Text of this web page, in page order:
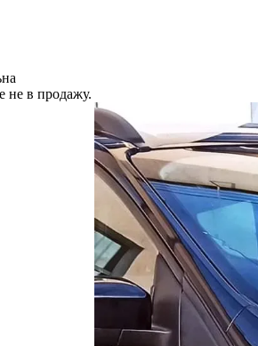
не в продажу.